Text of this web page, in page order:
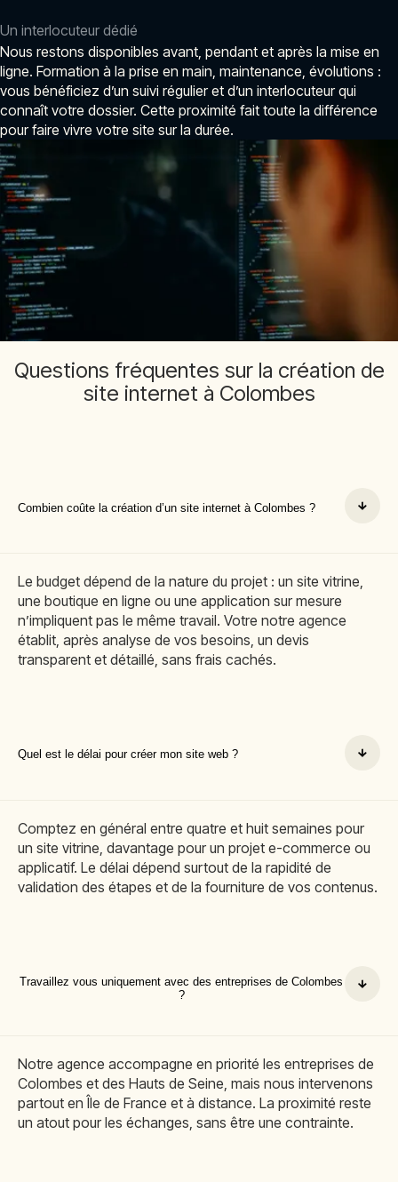
Un interlocuteur dédié
Nous restons disponibles avant, pendant et après la mise en
ligne. Formation à la prise en main, maintenance, évolutions :
vous bénéficiez d’un suivi régulier et d’un interlocuteur qui
connaît votre dossier. Cette proximité fait toute la différence
pour faire vivre votre site sur la durée.
Questions fréquentes sur la création de
site internet à Colombes
Combien coûte la création d’un site internet à Colombes ?
Le budget dépend de la nature du projet : un site vitrine,
une boutique en ligne ou une application sur mesure
n’impliquent pas le même travail. Votre notre agence
établit, après analyse de vos besoins, un devis
transparent et détaillé, sans frais cachés.
Quel est le délai pour créer mon site web ?
Comptez en général entre quatre et huit semaines pour
un site vitrine, davantage pour un projet e-commerce ou
applicatif. Le délai dépend surtout de la rapidité de
validation des étapes et de la fourniture de vos contenus.
Travaillez vous uniquement avec des entreprises de Colombes
?
Notre agence accompagne en priorité les entreprises de
Colombes et des Hauts de Seine, mais nous intervenons
partout en Île de France et à distance. La proximité reste
un atout pour les échanges, sans être une contrainte.